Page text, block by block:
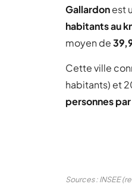
Gallardonest
habitants au
moyen de
Cette ville
habitants) et
personnes
Sources : INSEE